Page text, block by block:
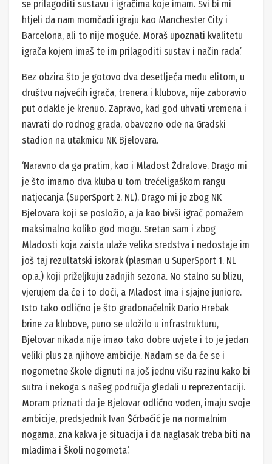
se prilagoditi sustavu i igračima koje imam. Svi bi mi
htjeli da nam momčadi igraju kao Manchester City i
Barcelona, ali to nije moguće. Moraš upoznati kvalitetu
igrača kojem imaš te im prilagoditi sustav i način rada.’
Bez obzira što je gotovo dva desetljeća među elitom, u
društvu najvećih igrača, trenera i klubova, nije zaboravio
put odakle je krenuo. Zapravo, kad god uhvati vremena i
navrati do rodnog grada, obavezno ode na Gradski
stadion na utakmicu NK Bjelovara.
‘Naravno da ga pratim, kao i Mladost Ždralove. Drago mi
je što imamo dva kluba u tom trećeligaškom rangu
natjecanja (SuperSport 2. NL). Drago mi je zbog NK
Bjelovara koji se posložio, a ja kao bivši igrač pomažem
maksimalno koliko god mogu. Sretan sam i zbog
Mladosti koja zaista ulaže velika sredstva i nedostaje im
još taj rezultatski iskorak (plasman u SuperSport 1. NL
op.a.) koji priželjkuju zadnjih sezona. No stalno su blizu,
vjerujem da će i to doći, a Mladost ima i sjajne juniore.
Isto tako odlično je što gradonačelnik Dario Hrebak
brine za klubove, puno se uložilo u infrastrukturu,
Bjelovar nikada nije imao tako dobre uvjete i to je jedan
veliki plus za njihove ambicije. Nadam se da će se i
nogometne škole dignuti na još jednu višu razinu kako bi
sutra i nekoga s našeg područja gledali u reprezentaciji.
Moram priznati da je Bjelovar odlično vođen, imaju svoje
ambicije, predsjednik Ivan Ščrbačić je na normalnim
nogama, zna kakva je situacija i da naglasak treba biti na
mladima i Školi nogometa.’